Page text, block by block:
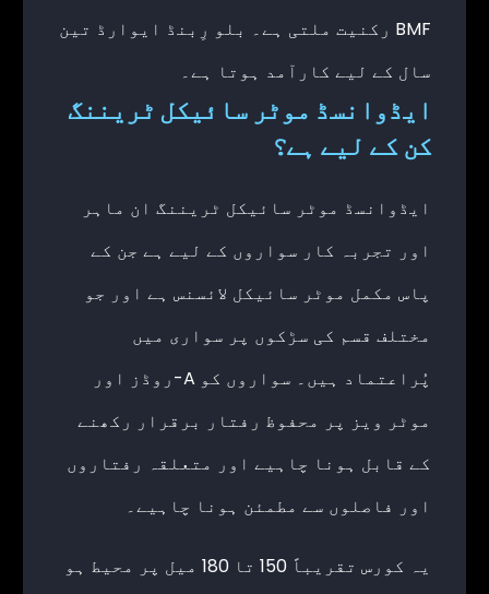
BMF رکنیت ملتی ہے۔ بلو رِبنڈ ایوارڈ تین
سال کے لیے کارآمد ہوتا ہے۔
ایڈوانسڈ موٹر سائیکل ٹریننگ
کن کے لیے ہے؟
ایڈوانسڈ موٹر سائیکل ٹریننگ ان ماہر
اور تجربہ کار سواروں کے لیے ہے جن کے
پاس مکمل موٹر سائیکل لائسنس ہے اور جو
مختلف قسم کی سڑکوں پر سواری میں
پُراعتماد ہیں۔ سواروں کو A-روڈز اور
موٹر ویز پر محفوظ رفتار برقرار رکھنے
کے قابل ہونا چاہیے اور متعلقہ رفتاروں
اور فاصلوں سے مطمئن ہونا چاہیے۔
یہ کورس تقریباً 150 تا 180 میل پر محیط ہو